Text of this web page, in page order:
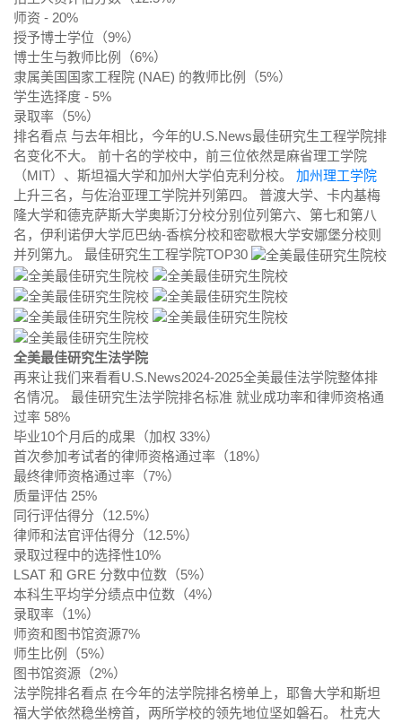
师资 - 20%
授予博士学位（9%）
博士生与教师比例（6%）
隶属美国国家工程院 (NAE) 的教师比例（5%）
学生选择度 - 5%
录取率（5%）
排名看点 与去年相比，今年的U.S.News最佳研究生工程学院排
名变化不大。 前十名的学校中，前三位依然是麻省理工学院
（MIT）、斯坦福大学和加州大学伯克利分校。 加州理工学院
上升三名，与佐治亚理工学院并列第四。 普渡大学、卡内基梅
隆大学和德克萨斯大学奥斯汀分校分别位列第六、第七和第八
名，伊利诺伊大学厄巴纳-香槟分校和密歇根大学安娜堡分校则
并列第九。 最佳研究生工程学院TOP30
全美最佳研究生法学院
再来让我们来看看U.S.News2024-2025全美最佳法学院整体排
名情况。 最佳研究生法学院排名标准 就业成功率和律师资格通
过率 58%
毕业10个月后的成果（加权 33%）
首次参加考试者的律师资格通过率（18%）
最终律师资格通过率（7%）
质量评估 25%
同行评估得分（12.5%）
律师和法官评估得分（12.5%）
录取过程中的选择性10%
LSAT 和 GRE 分数中位数（5%）
本科生平均学分绩点中位数（4%）
录取率（1%）
师资和图书馆资源7%
师生比例（5%）
图书馆资源（2%）
法学院排名看点 在今年的法学院排名榜单上，耶鲁大学和斯坦
福大学依然稳坐榜首，两所学校的领先地位坚如磐石。 杜克大